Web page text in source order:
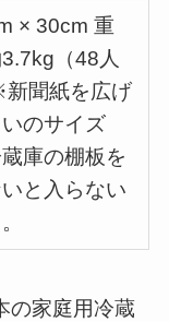
× 30cm 重
（48人
聞紙を広げ
のサイズ
庫の棚板を
と入らない
の家庭用冷蔵